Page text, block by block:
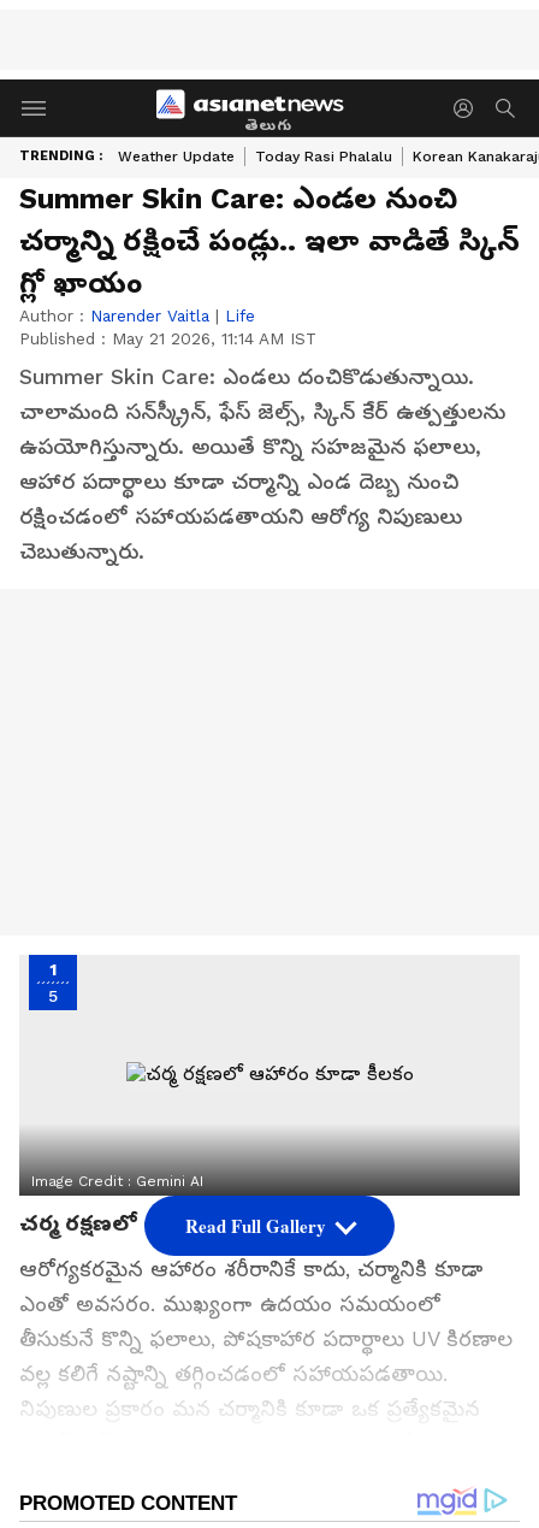
తెలుగు
TRENDING : Weather Update Today Rasi Phalalu Korean
Summer Skin Care: ఎండల నుంచి
చర్మాన్ని రక్షించే పండ్లు.. ఇలా వాడితే స్కిన్
గ్లో ఖాయం
Author : Narender Vaitla | Life
Published : May 21 2026, 11:14 AM IST
Summer Skin Care: ఎండ‌లు దంచికొడుతున్నాయి.
చాలామంది సన్‌స్క్రీన్‌, ఫేస్ జెల్స్‌, స్కిన్ కేర్ ఉత్పత్తులను
ఉపయోగిస్తున్నారు. అయితే కొన్ని సహజమైన ఫలాలు,
ఆహార పదార్థాలు కూడా చర్మాన్ని ఎండ దెబ్బ నుంచి
రక్షించడంలో సహాయపడతాయని ఆరోగ్య నిపుణులు
చెబుతున్నారు.
1
5
Image Credit :Gemini AI
చర్మ రక్షణలో ఆహారం కూడా కీలకం
ఆరోగ్యకరమైన ఆహారం శరీరానికే కాదు, చర్మానికి కూడా
ఎంతో అవసరం. ముఖ్యంగా ఉదయం సమయంలో
తీసుకునే కొన్ని ఫలాలు, పోషకాహార పదార్థాలు UV కిరణాల
వల్ల కలిగే నష్టాన్ని తగ్గించడంలో సహాయపడతాయి.
నిపుణుల ప్రకారం మన చర్మానికి కూడా ఒక ప్రత్యేకమైన
సమయంలో సరైన ఆహారం తీసుకుంటే చర్మం సహజ రక్షణ
Read Full Gallery